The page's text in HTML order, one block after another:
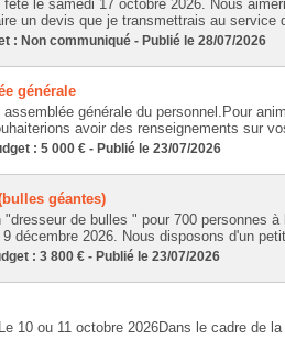
fête le samedi 17 octobre 2026. Nous
un devis que je transmettrais au service
: Non communiqué - Publié le 28/07/2026
générale
assemblée générale du personnel.Pour
avoir des renseignements sur
: 5 000 € - Publié le 23/07/2026
géantes)
"dresseur de bulles " pour 700 personnes
décembre 2026. Nous disposons d'un
: 3 800 € - Publié le 23/07/2026
10 ou 11 octobre 2026Dans le cadre de